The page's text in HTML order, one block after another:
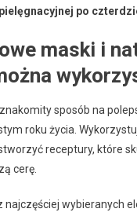
po
maski i
sposób na
roku życia.
receptury, które
cerę.
najczęściej wybieranych